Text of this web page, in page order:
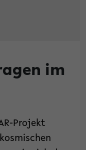
im
Projekt